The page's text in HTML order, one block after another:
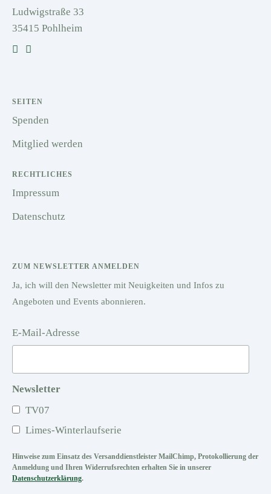
Ludwigstraße 33
35415 Pohlheim
SEITEN
Spenden
Mitglied werden
RECHTLICHES
Impressum
Datenschutz
ZUM NEWSLETTER ANMELDEN
Ja, ich will den Newsletter mit Neuigkeiten und Infos zu
Angeboten und Events abonnieren.
E-Mail-Adresse
Newsletter
TV07
Limes-Winterlaufserie
Hinweise zum Einsatz des Versanddienstleister MailChimp, Protokollierung der
Anmeldung und Ihren Widerrufsrechten erhalten Sie in unserer
Datenschutzerklärung.